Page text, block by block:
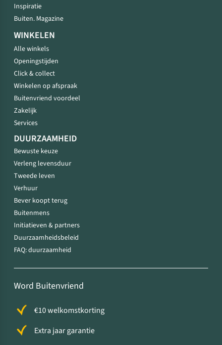
Inspiratie
Buiten. Magazine
WINKELEN
Alle winkels
Openingstijden
Click & collect
Winkelen op afspraak
Buitenvriend voordeel
Zakelijk
Services
DUURZAAMHEID
Bewuste keuze
Verleng levensduur
Tweede leven
Verhuur
Bever koopt terug
Buitenmens
Initiatieven & partners
Duurzaamheidsbeleid
FAQ: duurzaamheid
Word Buitenvriend
€10 welkomstkorting
Extra jaar garantie